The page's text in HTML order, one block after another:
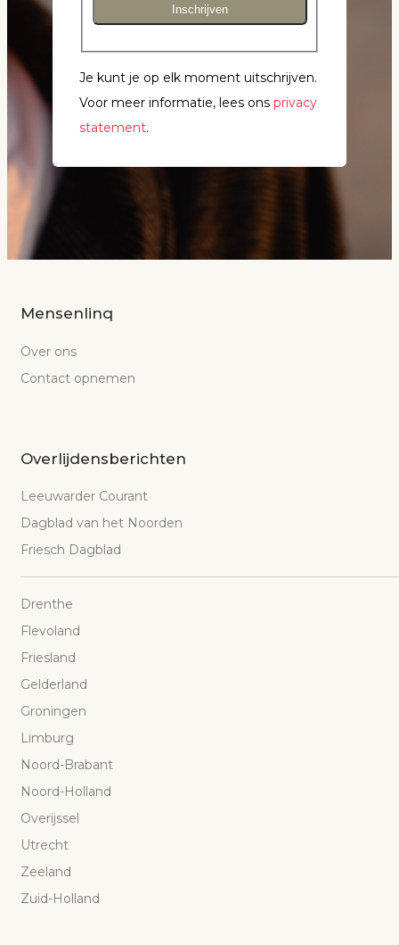
Inschrijven
Je kunt je op elk moment uitschrijven.
Voor meer informatie, lees ons privacy
statement.
Mensenlinq
Over ons
Contact opnemen
Overlijdensberichten
Leeuwarder Courant
Dagblad van het Noorden
Friesch Dagblad
Drenthe
Flevoland
Friesland
Gelderland
Groningen
Limburg
Noord-Brabant
Noord-Holland
Overijssel
Utrecht
Zeeland
Zuid-Holland